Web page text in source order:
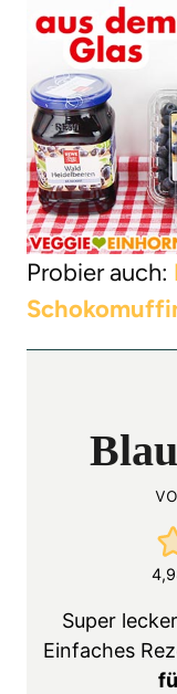
Probier auch:
Super
Einfaches